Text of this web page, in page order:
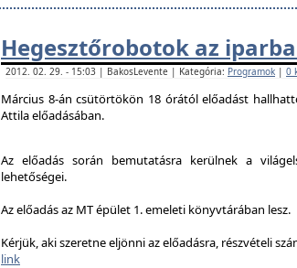
Hegesztőrobotok az
2012. 02. 29. - 15:03 | BakosLevente | Kategória: Programok | 0
Március 8-án csütörtökön 18 órától előadást
Attila előadásában.
Az előadás során bemutatásra kerülnek a
lehetőségei.
Az előadás az MT épület 1. emeleti könyvtárában lesz.
Kérjük, aki szeretne eljönni az előadásra, részvételi
link